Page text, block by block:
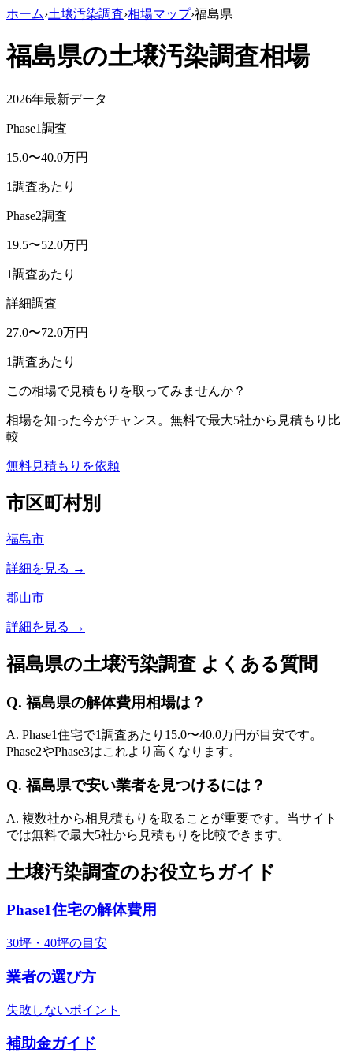
ホーム›土壌汚染調査›相場マップ›福島県
福島県の土壌汚染調査相場
2026年最新データ
Phase1調査
15.0〜40.0万円
1調査あたり
Phase2調査
19.5〜52.0万円
1調査あたり
詳細調査
27.0〜72.0万円
1調査あたり
この相場で見積もりを取ってみませんか？
相場を知った今がチャンス。無料で最大5社から見積もり比
較
無料見積もりを依頼
市区町村別
福島市
詳細を見る →
郡山市
詳細を見る →
福島県の土壌汚染調査 よくある質問
Q.福島県の解体費用相場は？
A. Phase1住宅で1調査あたり 15.0〜40.0万円が目安です。
Phase2やPhase3はこれより高くなります。
Q.福島県で安い業者を見つけるには？
A. 複数社から相見積もりを取ることが重要です。当サイト
では無料で最大5社から見積もりを比較できます。
土壌汚染調査のお役立ちガイド
Phase1住宅の解体費用
30坪・40坪の目安
業者の選び方
失敗しないポイント
補助金ガイド